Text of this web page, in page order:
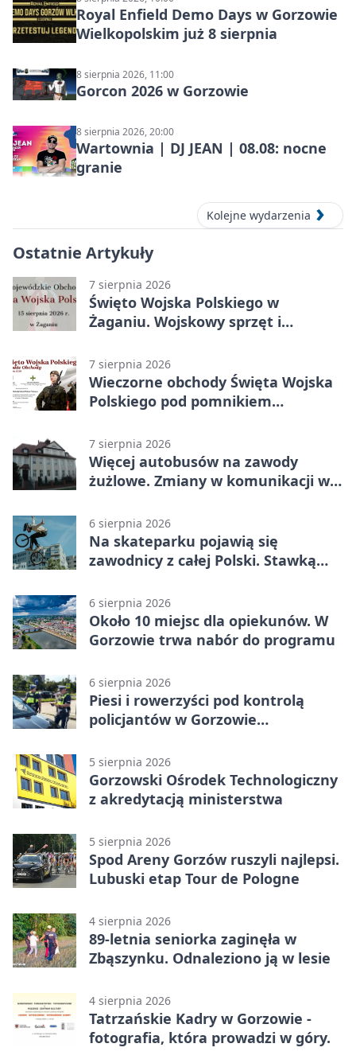
Royal Enfield Demo Days w Gorzowie
Wielkopolskim już 8 sierpnia
8 sierpnia 2026, 11:00
Gorcon 2026 w Gorzowie
8 sierpnia 2026, 20:00
Wartownia | DJ JEAN | 08.08: nocne
granie
Kolejne wydarzenia
Ostatnie Artykuły
7 sierpnia 2026
Święto Wojska Polskiego w
Żaganiu. Wojskowy sprzęt i
7 sierpnia 2026
Wieczorne obchody Święta Wojska
Polskiego pod pomnikiem
7 sierpnia 2026
Więcej autobusów na zawody
żużlowe. Zmiany w komunikacji w
6 sierpnia 2026
Na skateparku pojawią się
zawodnicy z całej Polski. Stawką
6 sierpnia 2026
Około 10 miejsc dla opiekunów. W
Gorzowie trwa nabór do programu
6 sierpnia 2026
Piesi i rowerzyści pod kontrolą
policjantów w Gorzowie
5 sierpnia 2026
Gorzowski Ośrodek Technologiczny
z akredytacją ministerstwa
5 sierpnia 2026
Spod Areny Gorzów ruszyli najlepsi.
Lubuski etap Tour de Pologne
4 sierpnia 2026
89-letnia seniorka zaginęła w
Zbąszynku. Odnaleziono ją w lesie
4 sierpnia 2026
Tatrzańskie Kadry w Gorzowie -
fotografia, która prowadzi w góry.